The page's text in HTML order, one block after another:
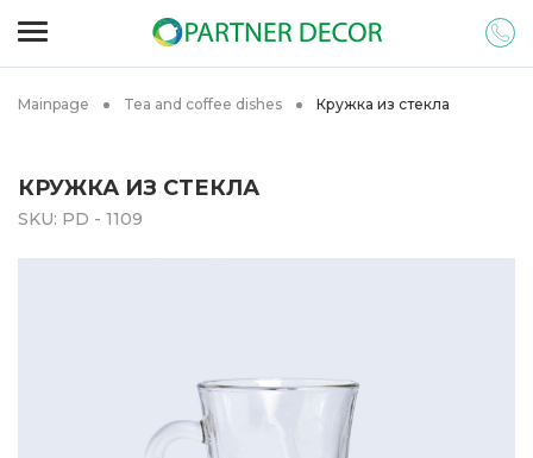
Mainpage Tea and coffee dishes Кружка из стекла
КРУЖКА ИЗ СТЕКЛА
SKU: PD - 1109